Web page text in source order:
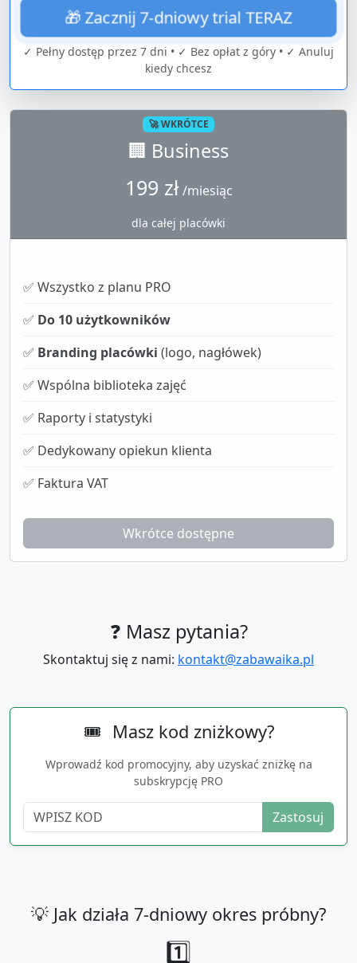
🎁 Zacznij 7-dniowy trial TERAZ
✓ Pełny dostęp przez 7 dni • ✓ Bez opłat z góry • ✓ Anuluj
kiedy chcesz
🚀 WKRÓTCE
🏢 Business
199 zł /miesiąc
dla całej placówki
✅ Wszystko z planu PRO
✅ Do 10 użytkowników
✅ Branding placówki (logo, nagłówek)
✅ Wspólna biblioteka zajęć
✅ Raporty i statystyki
✅ Dedykowany opiekun klienta
✅ Faktura VAT
Wkrótce dostępne
❓ Masz pytania?
Skontaktuj się z nami: kontakt@zabawaika.pl
🎟️ Masz kod zniżkowy?
Wprowadź kod promocyjny, aby uzyskać zniżkę na
subskrypcję PRO
Zastosuj
💡 Jak działa 7-dniowy okres próbny?
1️⃣